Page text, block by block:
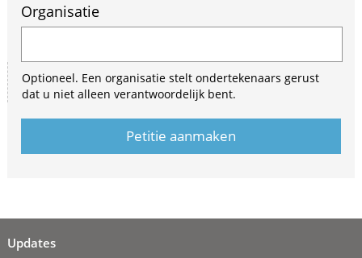
Organisatie
Optioneel. Een organisatie stelt ondertekenaars gerust
dat u niet alleen verantwoordelijk bent.
Updates